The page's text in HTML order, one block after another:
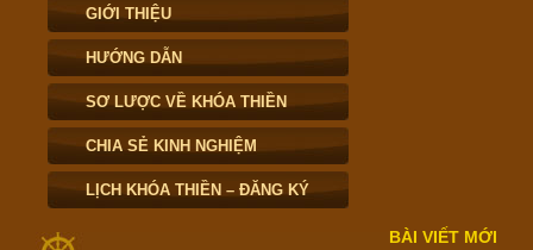
GIỚI THIỆU
HƯỚNG DẪN
SƠ LƯỢC VỀ KHÓA THIỀN
CHIA SẺ KINH NGHIỆM
LỊCH KHÓA THIỀN – ĐĂNG KÝ
BÀI VIẾT MỚI